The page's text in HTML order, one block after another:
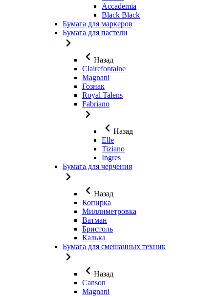
Accademia
Black Black
Бумага для маркеров
Бумага для пастели
Назад
Clairefontaine
Magnani
Гознак
Royal Talens
Fabriano
Назад
Elle
Tiziano
Ingres
Бумага для черчения
Назад
Копирка
Миллиметровка
Ватман
Бристоль
Калька
Бумага для смешанных техник
Назад
Canson
Magnani